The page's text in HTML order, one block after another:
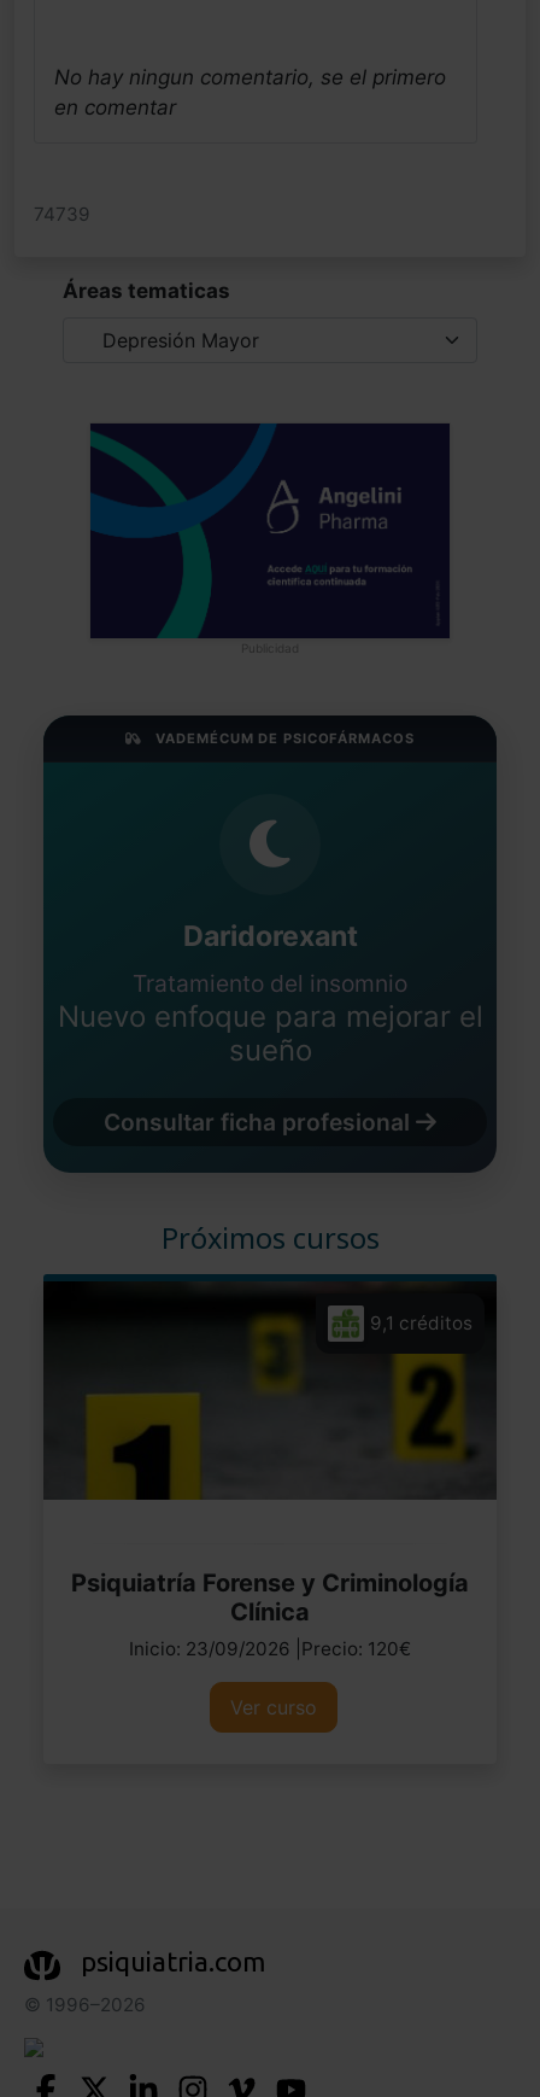
No hay ningun comentario, se el primero
en comentar
74739
Áreas tematicas
Publicidad
VADEMÉCUM DE PSICOFÁRMACOS
Daridorexant
Tratamiento del insomnio
Nuevo enfoque para mejorar el
sueño
Consultar ficha profesional
Próximos cursos
9,1 créditos
Psiquiatría Forense y Criminología
Clínica
Inicio: 23/09/2026 |Precio: 120€
Ver curso
psiquiatria.com
© 1996–2026